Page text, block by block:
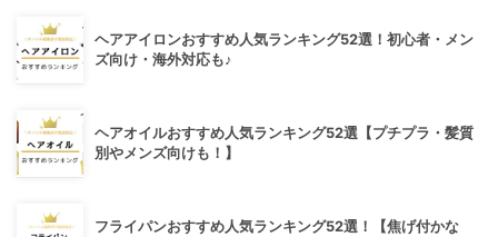
ヘアアイロンおすすめ人気ランキング52選！初心者・メン
ズ向け・海外対応も♪
ヘアオイルおすすめ人気ランキング52選【プチプラ・髪質
別やメンズ向けも！】
フライパンおすすめ人気ランキング52選！【焦げ付かな